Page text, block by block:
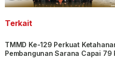
Terkait
TMMD Ke-129 Perkuat
Pembangunan Sarana Capai 79